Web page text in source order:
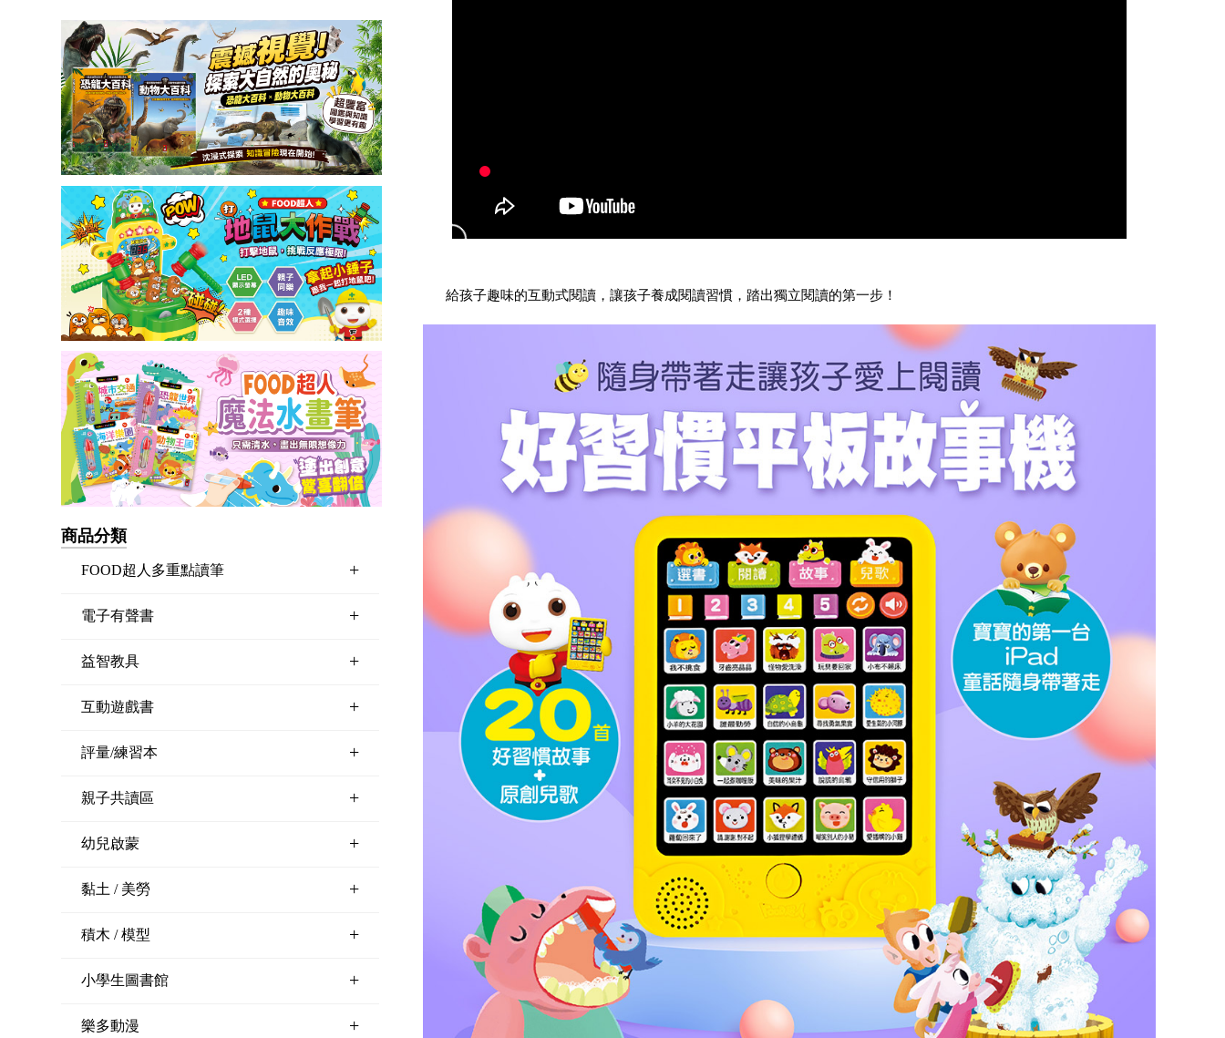
商品分類
FOOD超人多重點讀筆 +
電子有聲書 +
益智教具 +
互動遊戲書 +
評量/練習本 +
親子共讀區 +
幼兒啟蒙 +
黏土 / 美勞 +
積木 / 模型 +
小學生圖書館 +
樂多動漫 +
給孩子趣味的互動式閱讀，讓孩子養成閱讀習慣，踏出獨立閱讀的第一步！